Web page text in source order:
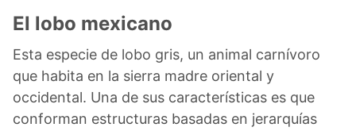
El lobo mexicano
Esta especie de lobo gris, un animal carnívoro
que habita en la sierra madre oriental y
occidental. Una de sus características es que
conforman estructuras basadas en jerarquías